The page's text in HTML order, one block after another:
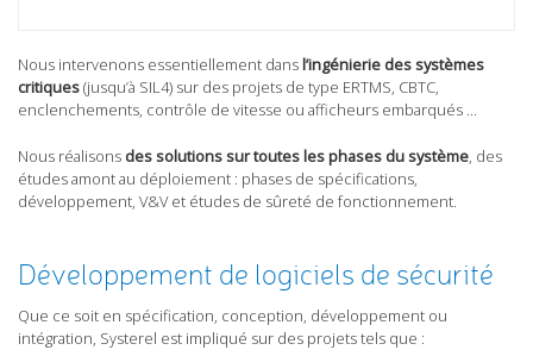
Nous intervenons essentiellement dans l’ingénierie des systèmes
critiques(jusqu’à SIL4) sur des projets de type ERTMS, CBTC,
enclenchements, contrôle de vitesse ou afficheurs embarqués …
Nous réalisons des solutions sur toutes les phases du système , des
études amont au déploiement : phases de spécifications,
développement, V&V et études de sûreté de fonctionnement.
Développement de logiciels de sécurité
Que ce soit en spécification, conception, développement ou
intégration, Systerel est impliqué sur des projets tels que :